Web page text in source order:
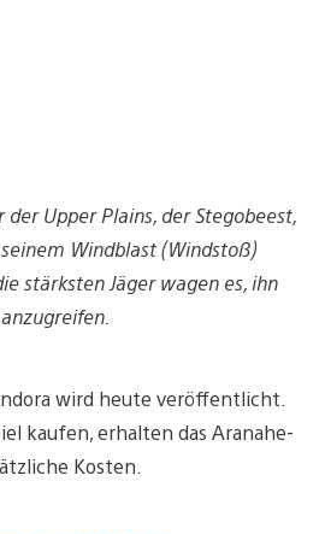
Upper Plains, der Stegobeest,
Windblast (Windstoß)
stärksten Jäger wagen es, ihn
anzugreifen.
wird heute veröffentlicht.
kaufen, erhalten das Aranahe-
Kosten.